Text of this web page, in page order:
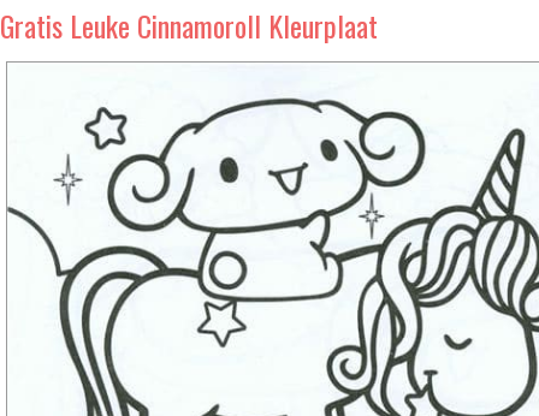
Gratis Leuke Cinnamoroll Kleurplaat